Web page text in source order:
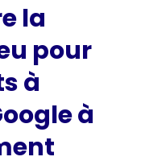
la
pour
à
à